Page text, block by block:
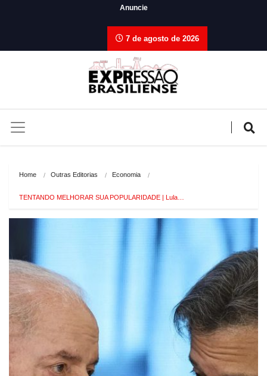
Anuncie
7 de agosto de 2026
Home Outras Editorias Economia
TENTANDO MELHORAR SUA POPULARIDADE | Lula…